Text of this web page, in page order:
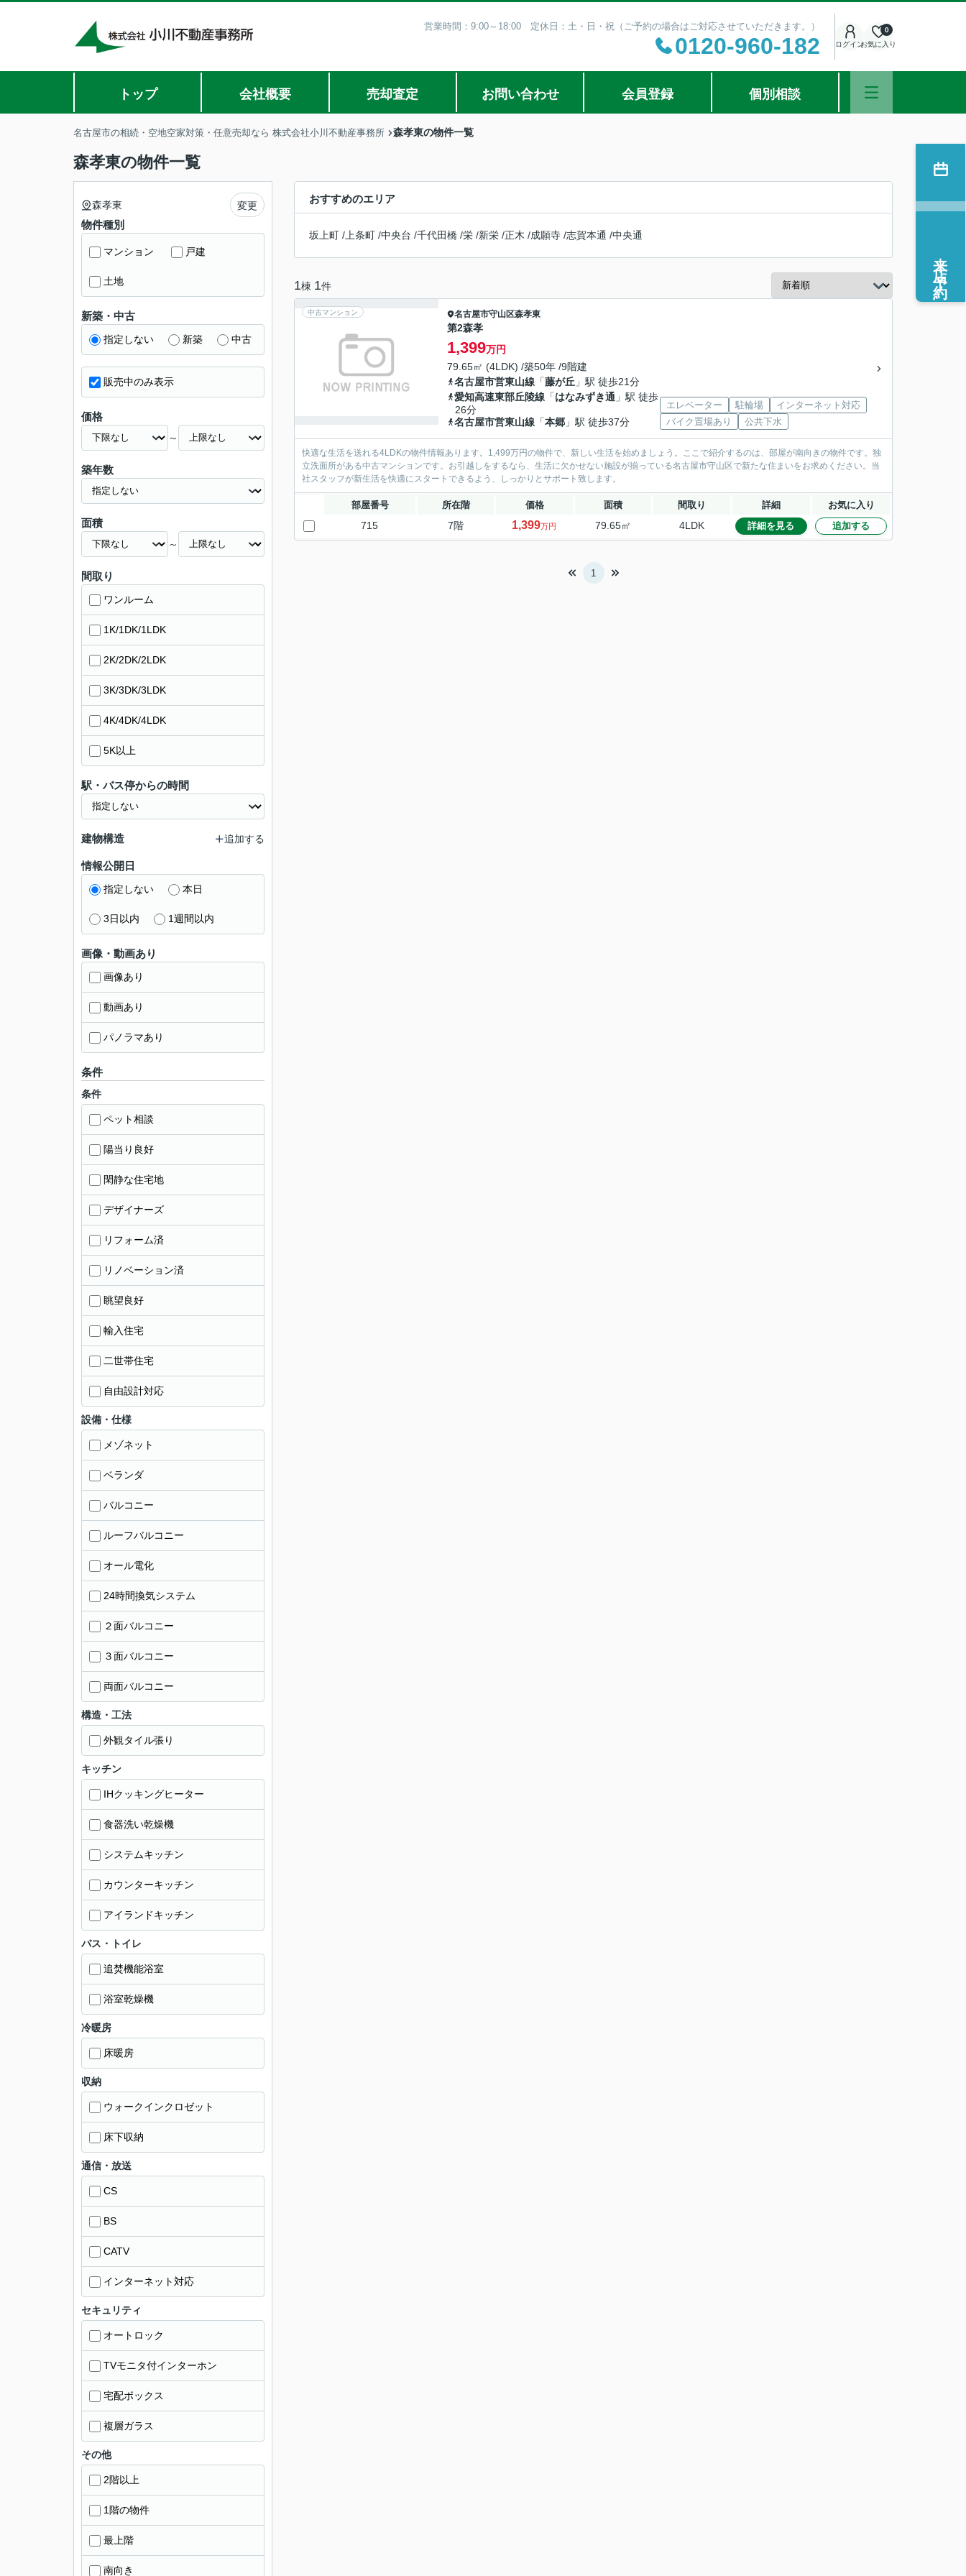
営業時間：9:00～18:00 定休日：土・日・祝（ご予約の場合はご対応させていただきます。）
0120-960-182 ログインお気に入り
0
トップ 会社概要 売却査定 お問い合わせ 会員登録 個別相談
名古屋市の相続・空地空家対策・任意売却なら 株式会社小川不動産事務所 森孝東の物件一覧
森孝東の物件一覧
おすすめのエリア
坂上町 / 上条町 /中央台 /千代田橋 /栄 /新栄 /正木 /成願寺 /志賀本通 /中央通
1棟 1件
中古マンション 名古屋市守山区森孝東
第2森孝
1,399万円
79.65㎡ (4LDK) /築50年 /9階建
名古屋市営東山線 「藤が丘 」駅 徒歩21分
愛知高速東部丘陵線 「はなみずき通 」駅 徒歩
26分
名古屋市営東山線 「本郷 」駅 徒歩37分
エレベーター 駐輪場
インターネット対応
バイク置場あり
公共下水
快適な生活を送れる4LDKの物件情報あります。1,499万円の物件で、新しい生活を始めましょう。ここで紹介するのは、部屋が南向きの物件です。独
立洗面所がある中古マンションです。お引越しをするなら、生活に欠かせない施設が揃っている名古屋市守山区で新たな住まいをお求めください。当
社スタッフが新生活を快適にスタートできるよう、しっかりとサポート致します。
部屋番号 所在階 価格 面積 間取り 詳細 お気に入り
715 7階 1,399万円 79.65㎡ 4LDK 詳細を見る 追加する
1
森孝東 変更
物件種別
マンション 戸建
土地
新築・中古
指定しない 新築 中古
販売中のみ表示
価格
～
築年数
面積
～
間取り
ワンルーム
1K/1DK/1LDK
2K/2DK/2LDK
3K/3DK/3LDK
4K/4DK/4LDK
5K以上
駅・バス停からの時間
建物構造 追加する
情報公開日
指定しない 本日
3日以内 1週間以内
画像・動画あり
画像あり
動画あり
パノラマあり
条件
条件
ペット相談
陽当り良好
閑静な住宅地
デザイナーズ
リフォーム済
リノベーション済
眺望良好
輸入住宅
二世帯住宅
自由設計対応
設備・仕様
メゾネット
ベランダ
バルコニー
ルーフバルコニー
オール電化
24時間換気システム
２面バルコニー
３面バルコニー
両面バルコニー
構造・工法
外観タイル張り
キッチン
IHクッキングヒーター
食器洗い乾燥機
システムキッチン
カウンターキッチン
アイランドキッチン
バス・トイレ
追焚機能浴室
浴室乾燥機
冷暖房
床暖房
収納
ウォークインクロゼット
床下収納
通信・放送
CS
BS
CATV
インターネット対応
セキュリティ
オートロック
TVモニタ付インターホン
宅配ボックス
複層ガラス
その他
2階以上
1階の物件
最上階
南向き
来店予約